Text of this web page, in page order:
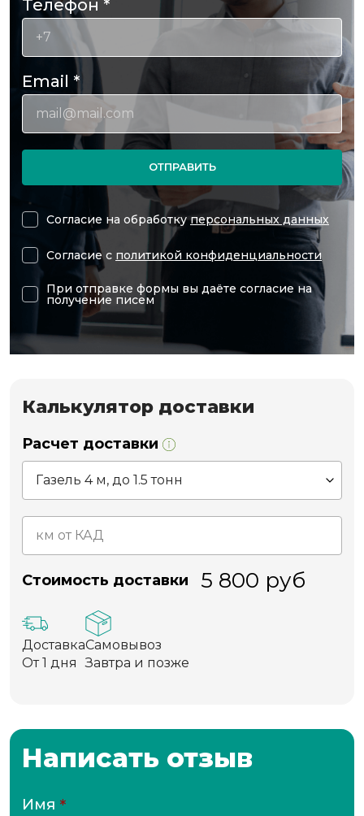
Телефон *
Email *
ОТПРАВИТЬ
Согласие на обработкуперсональных данных
Согласие с политикой конфиденциальности
При отправке формы вы даёте согласие на
получение писем
Калькулятор доставки
Расчет доставки
Стоимость доставки 5 800 руб
Доставка
От 1 дня
Самовывоз
Завтра и позже
Написать отзыв
Имя *